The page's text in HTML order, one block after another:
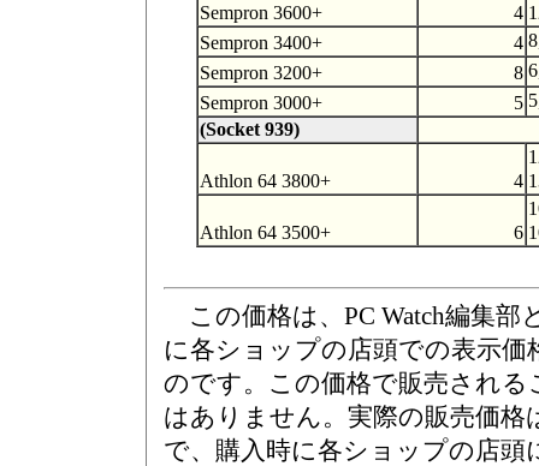
Sempron 3600+ 4
Sempron 3400+
4
Sempron 3200+
8
Sempron 3000+
5
(Socket 939)
Athlon 64 3800+ 4
Athlon 64 3500+ 6
この価格は、PC Watch編集部
に各ショップの店頭での表示価
のです。この価格で販売され
はありません。実際の販売価格
で、購入時に各ショップの店頭